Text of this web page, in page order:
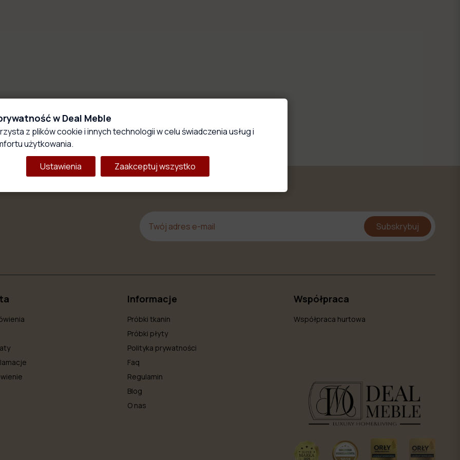
Subskrybuj
Informacje
Próbki tkanin
Próbki płyty
Polityka prywatności
Faq
Regulamin
Blog
O nas
Współpraca
Współpraca hurtowa
w Deal Meble
z plików cookie i innych technologii w celu świadczenia usług i
użytkowania.
Ustawienia
Zaakceptuj wszystko